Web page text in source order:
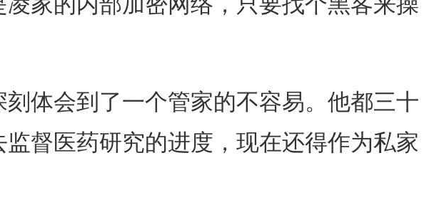
体会到了一个管家的不容易。他都三十
督医药研究的进度，现在还得作为私家